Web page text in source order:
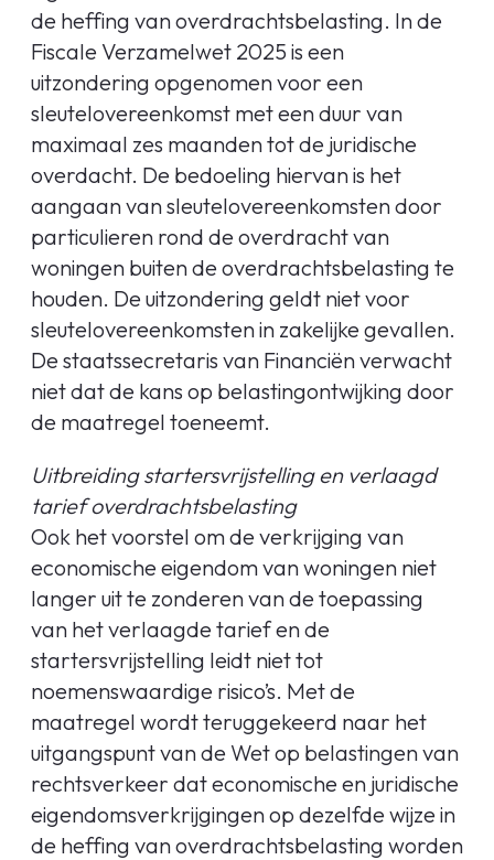
de heffing van overdrachtsbelasting. In de
Fiscale Verzamelwet 2025 is een
uitzondering opgenomen voor een
sleutelovereenkomst met een duur van
maximaal zes maanden tot de juridische
overdacht. De bedoeling hiervan is het
aangaan van sleutelovereenkomsten door
particulieren rond de overdracht van
woningen buiten de overdrachtsbelasting te
houden. De uitzondering geldt niet voor
sleutelovereenkomsten in zakelijke gevallen.
De staatssecretaris van Financiën verwacht
niet dat de kans op belastingontwijking door
de maatregel toeneemt.
Uitbreiding startersvrijstelling en verlaagd
tarief overdrachtsbelasting
Ook het voorstel om de verkrijging van
economische eigendom van woningen niet
langer uit te zonderen van de toepassing
van het verlaagde tarief en de
startersvrijstelling leidt niet tot
noemenswaardige risico’s. Met de
maatregel wordt teruggekeerd naar het
uitgangspunt van de Wet op belastingen van
rechtsverkeer dat economische en juridische
eigendomsverkrijgingen op dezelfde wijze in
de heffing van overdrachtsbelasting worden